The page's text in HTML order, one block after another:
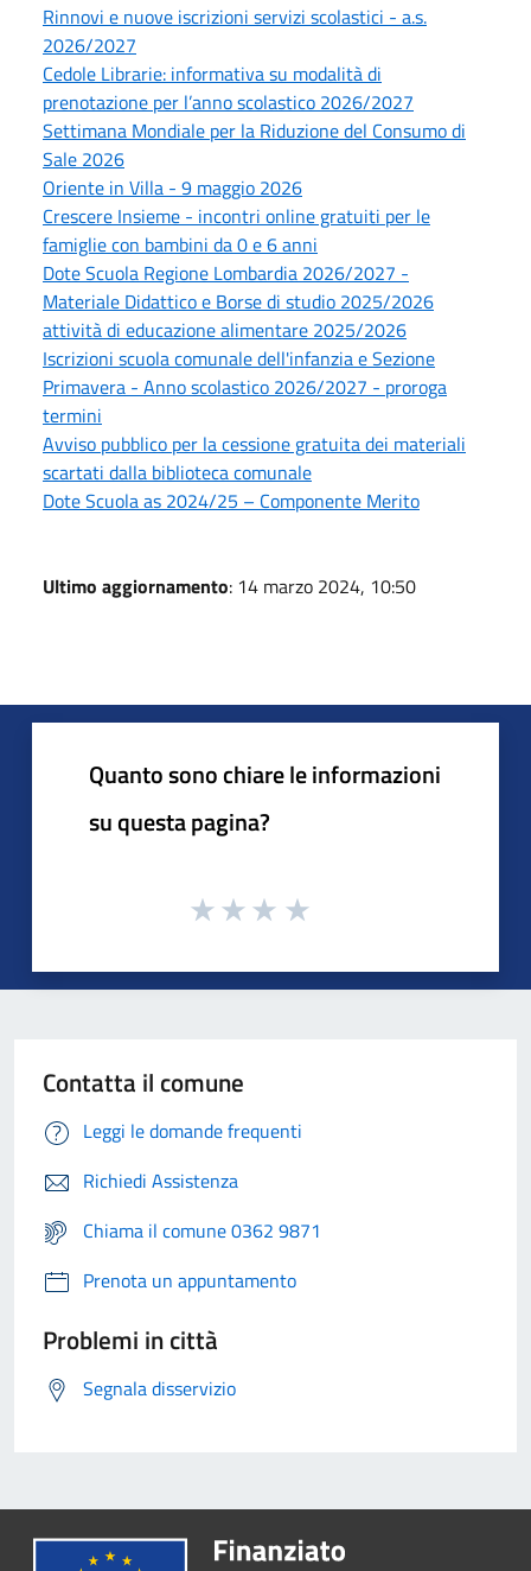
Rinnovi e nuove iscrizioni servizi scolastici - a.s.
2026/2027
Cedole Librarie: informativa su modalità di
prenotazione per l’anno scolastico 2026/2027
Settimana Mondiale per la Riduzione del Consumo di
Sale 2026
Oriente in Villa - 9 maggio 2026
Crescere Insieme - incontri online gratuiti per le
famiglie con bambini da 0 e 6 anni
Dote Scuola Regione Lombardia 2026/2027 -
Materiale Didattico e Borse di studio 2025/2026
attività di educazione alimentare 2025/2026
Iscrizioni scuola comunale dell'infanzia e Sezione
Primavera - Anno scolastico 2026/2027 - proroga
termini
Avviso pubblico per la cessione gratuita dei materiali
scartati dalla biblioteca comunale
Dote Scuola as 2024/25 – Componente Merito
Ultimo aggiornamento: 14 marzo 2024, 10:50
Quanto sono chiare le informazioni
su questa pagina?
Contatta il comune
Leggi le domande frequenti
Richiedi Assistenza
Chiama il comune 0362 9871
Prenota un appuntamento
Problemi in città
Segnala disservizio